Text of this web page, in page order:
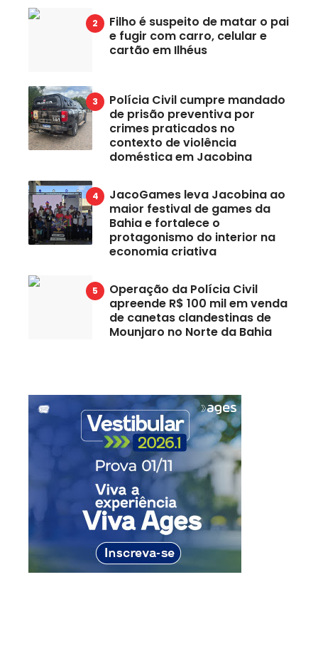
Filho é suspeito de matar o pai
e fugir com carro, celular e
cartão em Ilhéus
Polícia Civil cumpre mandado
de prisão preventiva por
crimes praticados no
contexto de violência
doméstica em Jacobina
JacoGames leva Jacobina ao
maior festival de games da
Bahia e fortalece o
protagonismo do interior na
economia criativa
Operação da Polícia Civil
apreende R$ 100 mil em venda
de canetas clandestinas de
Mounjaro no Norte da Bahia